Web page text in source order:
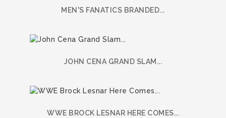
MEN'S FANATICS BRANDED...
JOHN CENA GRAND SLAM...
WWE BROCK LESNAR HERE COMES...